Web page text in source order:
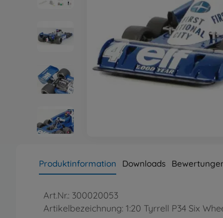
Produktinformation Downloads
Art.Nr.: 300020053
Artikelbezeichnung: 1:20 Tyrrell P34 Six